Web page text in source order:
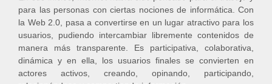
para las personas con ciertas nociones de informática. Con
la Web 2.0, pasa a convertirse en un lugar atractivo para los
usuarios, pudiendo intercambiar libremente contenidos de
manera más transparente. Es participativa, colaborativa,
dinámica y en ella, los usuarios finales se convierten en
actores activos, creando, opinando, participando,